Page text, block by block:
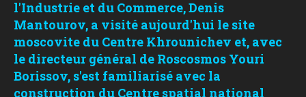
l'Industrie et du Commerce, Denis
Mantourov, a visité aujourd'hui le site
moscovite du Centre Khrounichev et, avec
le directeur général de Roscosmos Youri
Borissov, s'est familiarisé avec la
construction du Centre spatial national